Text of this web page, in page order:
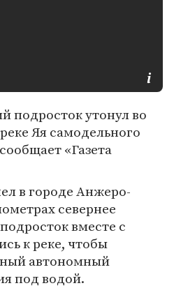
подросток утонул во
Яя самодельного
«Газета
в городе Анжеро-
севернее
вместе с
к реке, чтобы
автономный
под водой.